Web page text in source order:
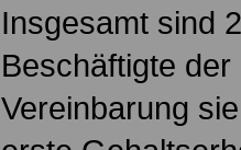
Insgesamt sind
Beschäftigte
Vereinbarung